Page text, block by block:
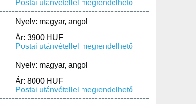
Postai utánvétellel megrendelhető
Nyelv: magyar, angol
Ár: 3900 HUF
Postai utánvétellel megrendelhető
Nyelv: magyar, angol
Ár: 8000 HUF
Postai utánvétellel megrendelhető